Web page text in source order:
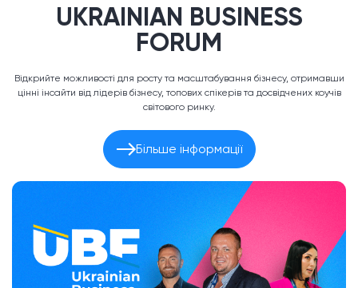
UKRAINIAN BUSINESS
FORUM
Відкрийте можливості для росту та масштабування бізнесу, отримавши
цінні інсайти від лідерів бізнесу, топових спікерів та досвідчених коучів
світового ринку.
Більше інформації